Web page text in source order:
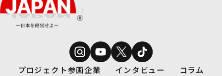
プロジェクト参画企業 インタビュー コラム